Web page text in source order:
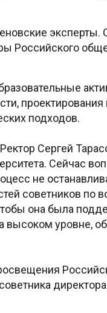
Российского
подходов.
Сергей
Сейчас
не
советников по
она была
уровне,